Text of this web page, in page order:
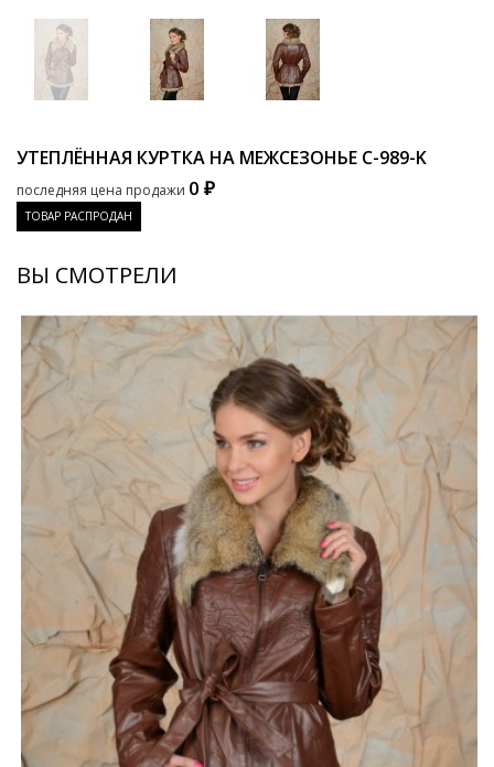
УТЕПЛЁННАЯ КУРТКА НА МЕЖСЕЗОНЬЕ C-989-K
последняя цена продажи 0 ₽
ТОВАР РАСПРОДАН
ВЫ СМОТРЕЛИ